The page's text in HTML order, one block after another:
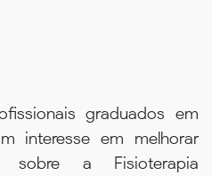
graduados em
interesse em melhorar
sobre a Fisioterapia